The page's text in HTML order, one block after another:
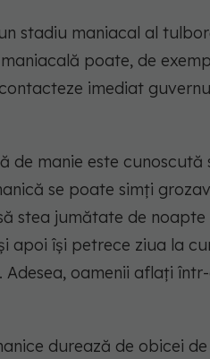
stadiu maniacal al
poate, de
imediat
de manie este cunoscută
se poate simți
stea jumătate de
apoi își petrece ziua la
oamenii aflați
durează de obicei